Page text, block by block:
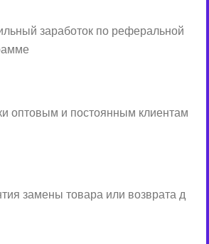
заработок по реферальной
оптовым и постоянным клиентам
замены товара или возврата д